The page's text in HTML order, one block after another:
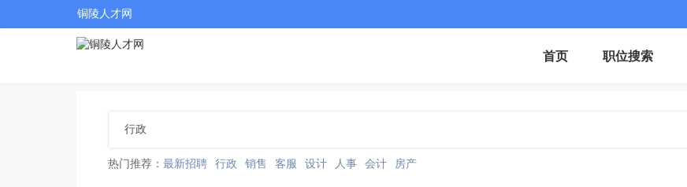
铜陵人才网
首页 职位搜索
热门推荐： 最新招聘 行政 销售 客服 设计 人事 会计 房产